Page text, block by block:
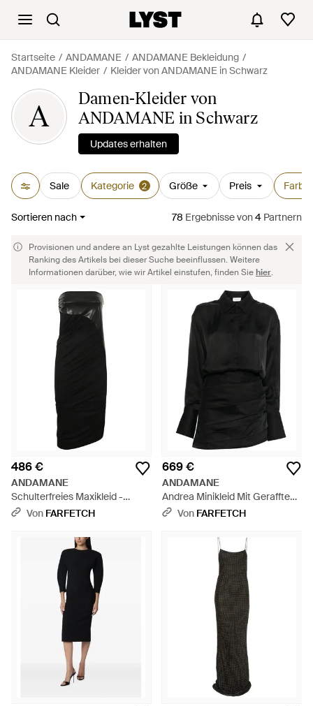
Startseite ANDAMANE
ANDAMANE Bekleidung
ANDAMANE Kleider
Kleider von ANDAMANE in Schwarz
A
Damen-Kleider von
ANDAMANE in Schwarz
Updates erhalten
Sale Kategorie 2 Größe Preis Farbe
Sortieren nach 78 Ergebnissevon4 Partnern
Provisionen und andere an Lyst gezahlte Leistungen können das
Ranking des Artikels bei dieser Suche beeinflussen. Weitere
Informationen darüber, wie wir Artikel einstufen, finden Siehier.
486 €
ANDAMANE
Schulterfreies Maxikleid -
Schwarz
Von FARFETCH
669 €
ANDAMANE
Andrea Minikleid Mit Gerafften
Details - Schwarz
Von FARFETCH